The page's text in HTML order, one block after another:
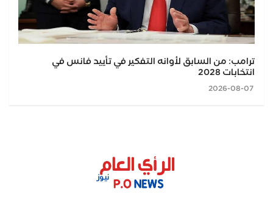
ترامب: من السابق لأوانه التفكير في تأييد فانس في
انتخابات 2028